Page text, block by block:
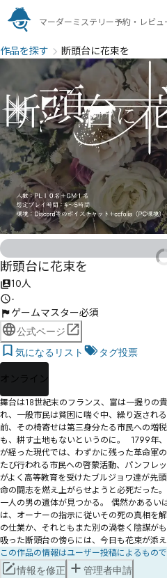
マーダーミステリー予約・レビュ
作品を探す 断頭台に花束を
断頭台に花束を
10人
-
ゲームマスター必須
公式ページ
気になるリスト
タグ投票
オンライン
舞台は18世紀末のフランス、富は一握りの
れ、一般市民は貧困に喘ぐ中、繰り返され
前、その椅寄せは第三身分たる市民への増
も、耕す土地もないというのに。  1799年
が経った現代では、わずかに残った革命軍
たび行われる市民への啓蒙活動、パンフレ
がよく高等教育を受けたブルジョワ達が先
命の闘志を燃え上がらせようと必死だった
一人の男の遺体が見つかる。 偶然かあるい
は、オーナーの指示に従いその死の真相を
の仕業か、それともまた別の渦巻く陰謀が
吸った断頭台の傍らには、今日も花束が添え
この作品の情報はユーザー投稿によるもの
情報を修正 管理者申請